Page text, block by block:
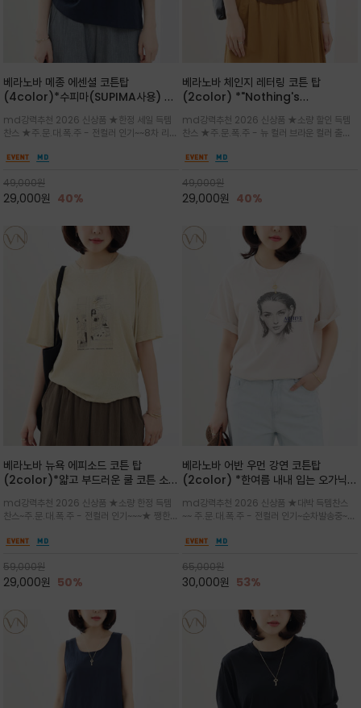
베라노바 메종 에센셜 코튼탑
(4color)*수피마(SUPIMA사용) 레
는 레터링 티셔츠
md강력추천 2026 신상품 ★한정 세일 득템
찬스 ★주.문.대.폭.주 - 전컬러 인기~~8차 리오
픽이나 컬러 조합을 통해 'Essential'한 무드를
좋은 컬러웨이와 디자인입니다^^
49,000원
29,000원 40%
베라노바 체인지 레터링 코튼 탑
(2color) *"Nothing's
도 일어나지않는것/감각적인 레터링 프
린팅이 돋보이는 베라노바 티셔츠
md강력추천 2026 신상품 ★소량 할인 득템
찬스 ★주.문.폭.주 - 뉴 컬러 브라운 컬러 출시~
무드를 만들고 기본 베이스의 컬러감이라 출근시
럽고 유연한 코튼 소재로 편안
49,000원
29,000원 40%
베라노바 뉴욕 에피소드 코튼 탑
(2color)*얇고 부드러운 쿨 코튼 소재
고 자연스러운 멋이 있는 핏으로 여름내
내 편하고 감각적으로 입으세요
md강력추천 2026 신상품 ★소량 한정 득템
찬스~주.문.대.폭.주 - 전컬러 인기~~~★ 쨍한듯
내추럴한 컬러감이 매력적인 티셔츠/여유로운
59,000원
29,000원 50%
베라노바 어반 우먼 강연 코튼탑
(2color) *한여름 내내 입는 오가닉
워크 (Line Work) & 스케치/감각적
인 아트워크 프린트가 시선을 끄는 루즈
핏 강연티셔츠
md강력추천 2026 신상품 ★대박 득템찬스
~~ 주.문.대.폭.주 - 전컬러 인기~순차발송중~★
한 착용감을 선사하며, 자연스럽게 떨어지는 실루
으로도 포인트가 되며, 데일리 활
65,000원
30,000원 53%